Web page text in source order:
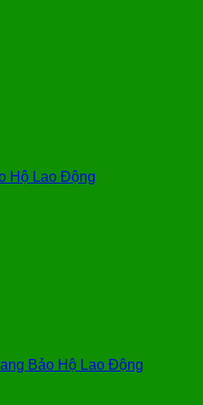
Hộ Lao Động
Bảo Hộ Lao Động